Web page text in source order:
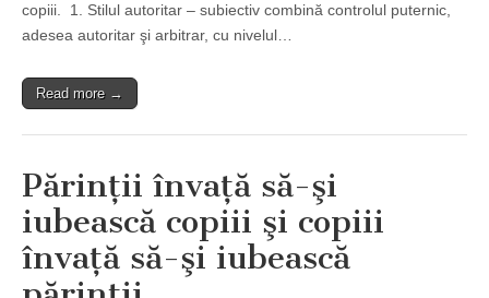
copiii. 1. Stilul autoritar – subiectiv combină controlul puternic,
adesea autoritar şi arbitrar, cu nivelul…
Read more →
Părinţii învaţă să-şi
iubească copiii şi copiii
învaţă să-şi iubească